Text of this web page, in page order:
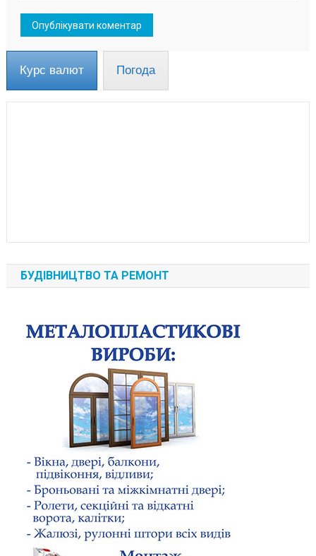
Курс валют Погода
БУДІВНИЦТВО ТА РЕМОНТ